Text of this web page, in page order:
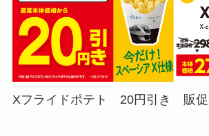
Xフライドポテト 20円引き 販促